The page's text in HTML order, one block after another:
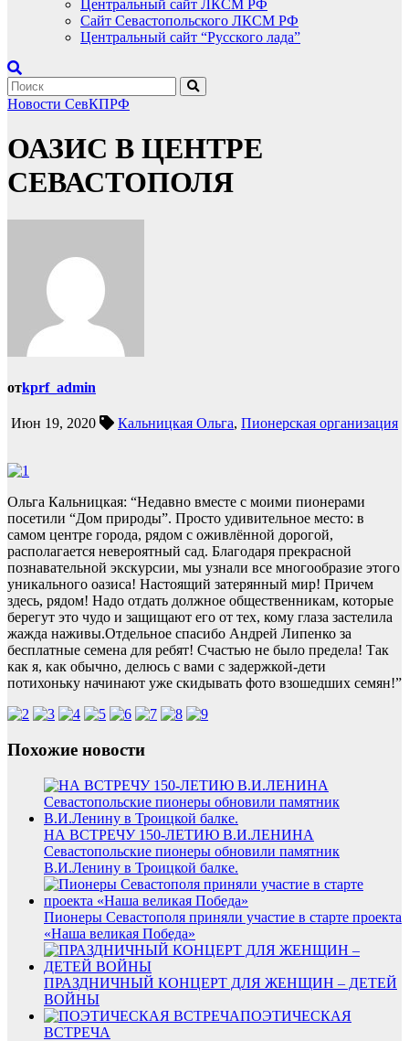
Центральный сайт ЛКСМ РФ
Сайт Севастопольского ЛКСМ РФ
Центральный сайт “Русского лада”
Новости СевКПРФ
ОАЗИС В ЦЕНТРЕ
СЕВАСТОПОЛЯ
отkprf_admin
Июн 19, 2020 Кальницкая Ольга, Пионерская организация
Ольга Кальницкая: “Недавно вместе с моими пионерами
посетили “Дом природы”. Просто удивительное место: в
самом центре города, рядом с оживлённой дорогой,
располагается невероятный сад. Благодаря прекрасной
познавательной экскурсии, мы узнали все многообразие этого
уникального оазиса! Настоящий затерянный мир! Причем
здесь, рядом! Надо отдать должное общественникам, которые
берегут это чудо и защищают его от тех, кому глаза застелила
жажда наживы.Отдельное спасибо Андрей Липенко за
бесплатные семена для ребят! Счастью не было предела! Так
как я, как обычно, делюсь с вами с задержкой-дети
потихоньку начинают уже скидывать фото взошедших семян!”
Похожие новости
НА ВСТРЕЧУ 150-ЛЕТИЮ В.И.ЛЕНИНА
Севастопольские пионеры обновили памятник
В.И.Ленину в Троицкой балке.
Пионеры Севастополя приняли участие в старте проекта
«Наша великая Победа»
ПРАЗДНИЧНЫЙ КОНЦЕРТ ДЛЯ ЖЕНЩИН – ДЕТЕЙ
ВОЙНЫ
ПОЭТИЧЕСКАЯ
ВСТРЕЧА